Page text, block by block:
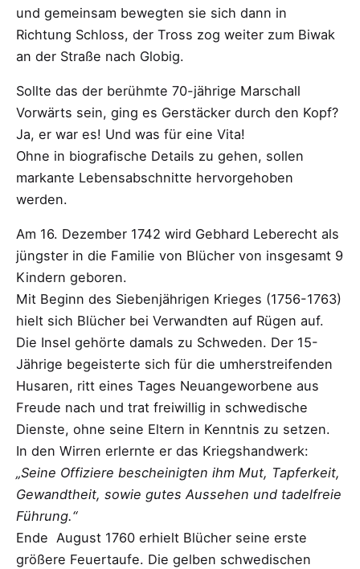
und gemeinsam bewegten sie sich dann in
Richtung Schloss, der Tross zog weiter zum Biwak
an der Straße nach Globig.
Sollte das der berühmte 70-jährige Marschall
Vorwärts sein, ging es Gerstäcker durch den Kopf?
Ja, er war es! Und was für eine Vita!
Ohne in biografische Details zu gehen, sollen
markante Lebensabschnitte hervorgehoben
werden.
Am 16. Dezember 1742 wird Gebhard Leberecht als
jüngster in die Familie von Blücher von insgesamt 9
Kindern geboren.
Mit Beginn des Siebenjährigen Krieges (1756-1763)
hielt sich Blücher bei Verwandten auf Rügen auf.
Die Insel gehörte damals zu Schweden. Der 15-
Jährige begeisterte sich für die umherstreifenden
Husaren, ritt eines Tages Neuangeworbene aus
Freude nach und trat freiwillig in schwedische
Dienste, ohne seine Eltern in Kenntnis zu setzen.
In den Wirren erlernte er das Kriegshandwerk:
„Seine Offiziere bescheinigten ihm Mut, Tapferkeit,
Gewandtheit, sowie gutes Aussehen und tadelfreie
Führung.“
Ende August 1760 erhielt Blücher seine erste
größere Feuertaufe. Die gelben schwedischen